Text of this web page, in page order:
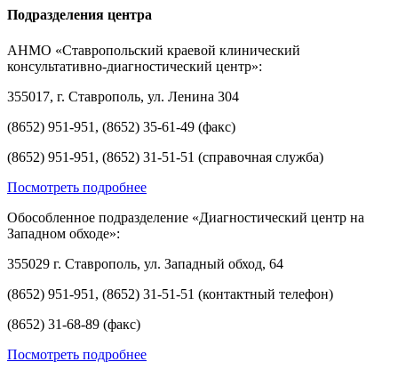
Подразделения центра
АНМО «Ставропольский краевой клинический
консультативно-диагностический центр»:
355017, г. Ставрополь, ул. Ленина 304
(8652) 951-951, (8652) 35-61-49 (факс)
(8652) 951-951, (8652) 31-51-51 (справочная служба)
Посмотреть подробнее
Обособленное подразделение «Диагностический центр на
Западном обходе»:
355029 г. Ставрополь, ул. Западный обход, 64
(8652) 951-951, (8652) 31-51-51 (контактный телефон)
(8652) 31-68-89 (факс)
Посмотреть подробнее